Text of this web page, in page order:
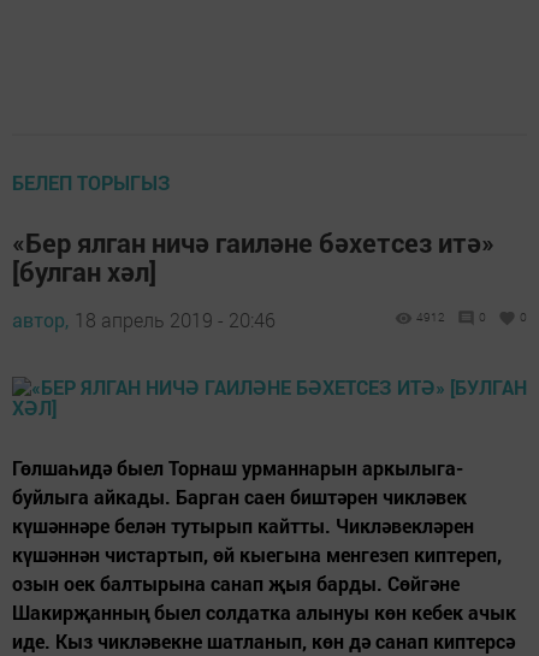
БЕЛЕП ТОРЫГЫЗ
«Бер ялган ничә гаиләне бәхетсез итә»
[булган хәл]
автор, 18 апрель 2019 - 20:46 4912 0 0
Гөлшаһидә быел Торнаш урманнарын аркылыга-
буйлыга айкады. Барган саен биштәрен чикләвек
күшәннәре белән тутырып кайтты. Чикләвекләрен
күшәннән чистартып, өй кыегына менгезеп киптереп,
озын оек балтырына санап җыя барды. Сөйгәне
Шакирҗанның быел солдатка алынуы көн кебек ачык
иде. Кыз чикләвекне шатланып, көн дә санап киптерсә